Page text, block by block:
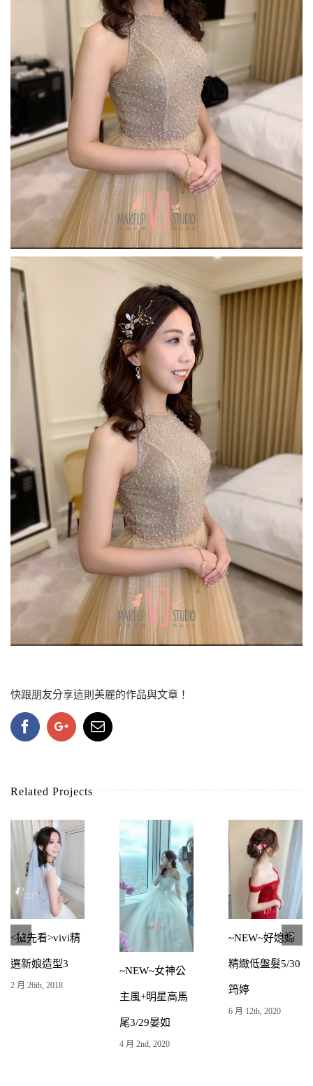
快跟朋友分享這則美麗的作品與文章！
FacebookGoogle+Email
Related Projects
~NEW~文定好
媳婦低盤髮+白
紗公主頭5/2立
~NEW~氣質好
媳婦低馬尾+明
星公主風3/14晏
姍
~NEW~甜美白
紗公主3/1儀君
4 月 2nd, 2020